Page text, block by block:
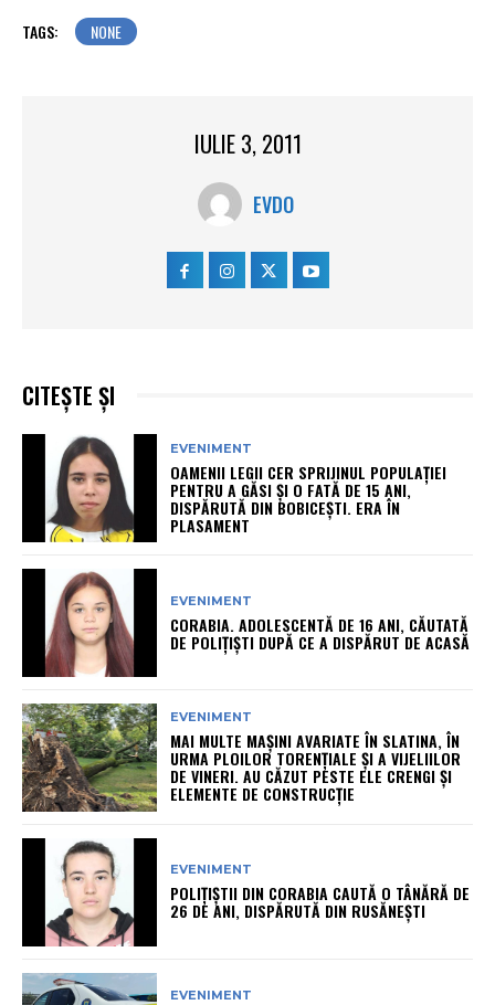
TAGS: NONE
IULIE 3, 2011
EVDO
CITEȘTE ȘI
EVENIMENT
OAMENII LEGII CER SPRIJINUL POPULAȚIEI
PENTRU A GĂSI ȘI O FATĂ DE 15 ANI,
DISPĂRUTĂ DIN BOBICEȘTI. ERA ÎN
PLASAMENT
EVENIMENT
CORABIA. ADOLESCENTĂ DE 16 ANI, CĂUTATĂ
DE POLIȚIȘTI DUPĂ CE A DISPĂRUT DE ACASĂ
EVENIMENT
MAI MULTE MAȘINI AVARIATE ÎN SLATINA, ÎN
URMA PLOILOR TORENȚIALE ȘI A VIJELIILOR
DE VINERI. AU CĂZUT PESTE ELE CRENGI ȘI
ELEMENTE DE CONSTRUCȚIE
EVENIMENT
POLIȚIȘTII DIN CORABIA CAUTĂ O TÂNĂRĂ DE
26 DE ANI, DISPĂRUTĂ DIN RUSĂNEȘTI
EVENIMENT